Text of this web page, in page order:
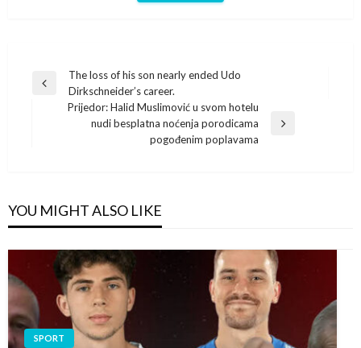
Post
navigation
Previous
The loss of his son nearly ended Udo
Dirkschneider’s career.
Prijedor: Halid Muslimović u svom hotelu
nudi besplatna noćenja porodicama
pogođenim poplavama
YOU MIGHT ALSO LIKE
SPORT